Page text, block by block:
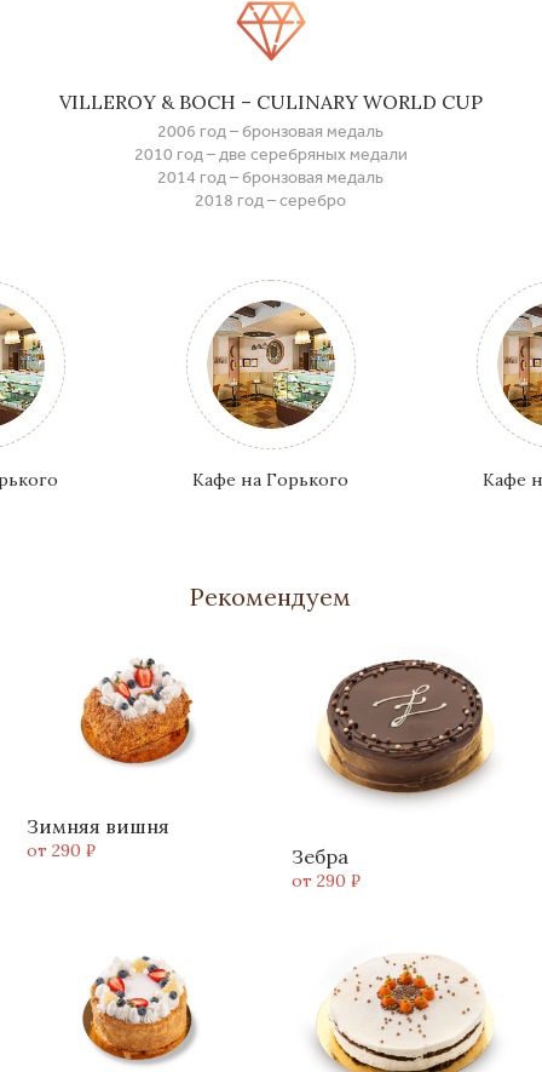
VILLEROY & BOCH – CULINARY WORLD CUP
2006 год – бронзовая медаль
2010 год – две серебряных медали
2014 год – бронзовая медаль
2018 год – серебро
Кафе на Горького Кафе
Рекомендуем
Зимняя вишня
от 290 ₽ Зебра
от 290 ₽